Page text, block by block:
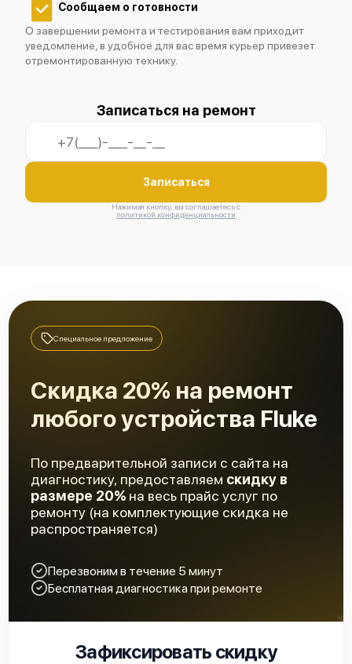
Сообщаем о готовности
О завершении ремонта и тестирования вам приходит
уведомление, в удобное для вас время курьер привезет
отремонтированную технику.
Записаться на ремонт
Записаться
Нажимая кнопку, вы соглашаетесь с
политикой конфиденциальности
Специальное предложение
Скидка 20% на ремонт
любого устройства Fluke
По предварительной записи с сайта на
диагностику, предоставляем скидку в
размере 20% на весь прайс услуг по
ремонту (на комплектующие скидка не
распространяется)
Перезвоним в течение 5 минут
Бесплатная диагностика при ремонте
Зафиксировать скидку